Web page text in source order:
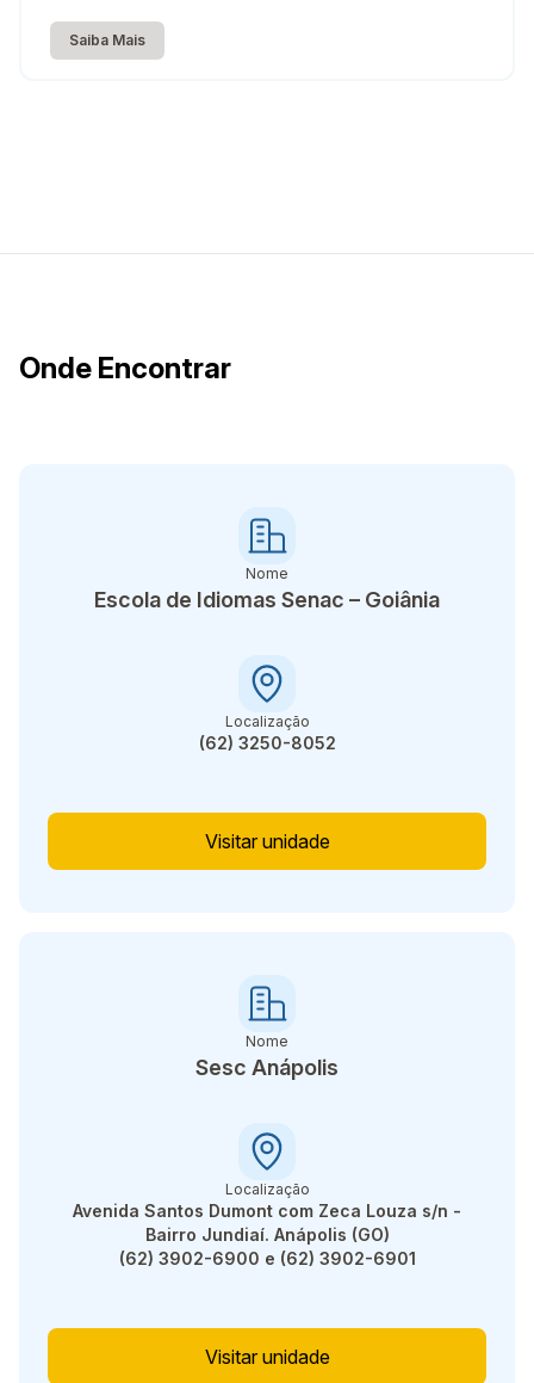
Saiba Mais
Onde Encontrar
Nome
Escola de Idiomas Senac – Goiânia
Localização
(62) 3250-8052
Visitar unidade
Nome
Sesc Anápolis
Localização
Avenida Santos Dumont com Zeca Louza s/n -
Bairro Jundiaí. Anápolis (GO)
(62) 3902-6900 e (62) 3902-6901
Visitar unidade